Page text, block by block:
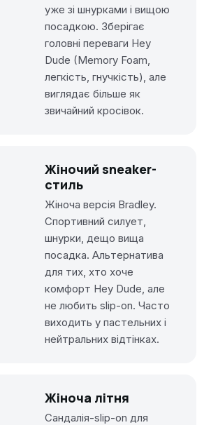
уже зі шнурками і вищою
посадкою. Зберігає
головні переваги Hey
Dude (Memory Foam,
легкість, гнучкість), але
виглядає більше як
звичайний кросівок.
Жіночий sneaker-
стиль
Жіноча версія Bradley.
Спортивний силует,
шнурки, дещо вища
посадка. Альтернатива
для тих, хто хоче
комфорт Hey Dude, але
не любить slip-on. Часто
виходить у пастельних і
нейтральних відтінках.
Жіноча літня
Сандалія-slip-on для